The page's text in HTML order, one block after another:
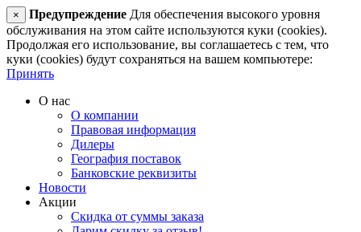
× Предупреждение Для обеспечения высокого уровня
обслуживания на этом сайте используются куки (cookies).
Продолжая его использование, вы соглашаетесь с тем, что
куки (cookies) будут сохраняться на вашем компьютере:
Принять
О нас
О компании
Правовая информация
Дилеры
География поставок
Банковские реквизиты
Новости
Акции
Скидка от суммы заказа